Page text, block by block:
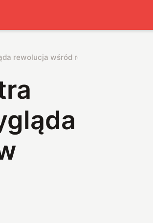
rewolucja wśród robotów sprzątających